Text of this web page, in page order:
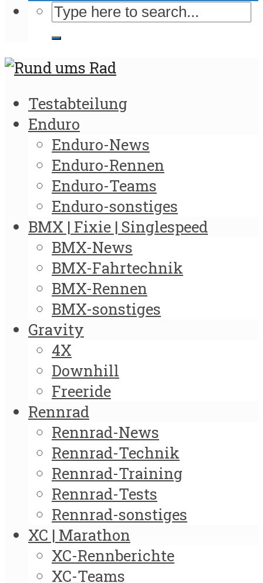
Testabteilung
Enduro
Enduro-News
Enduro-Rennen
Enduro-Teams
Enduro-sonstiges
BMX | Fixie | Singlespeed
BMX-News
BMX-Fahrtechnik
BMX-Rennen
BMX-sonstiges
Gravity
4X
Downhill
Freeride
Rennrad
Rennrad-News
Rennrad-Technik
Rennrad-Training
Rennrad-Tests
Rennrad-sonstiges
XC | Marathon
XC-Rennberichte
XC-Teams